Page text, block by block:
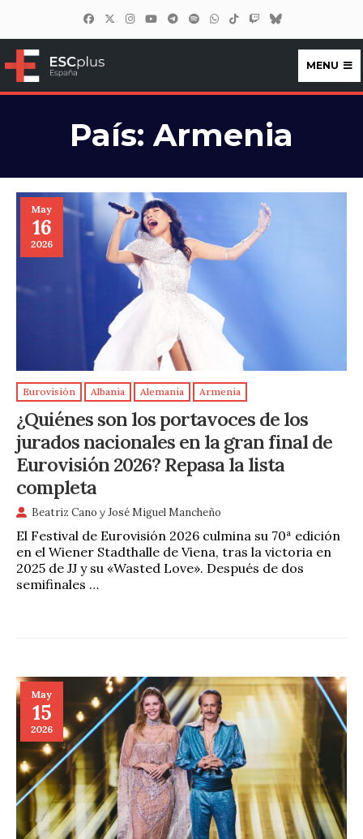
ESCplus España
MENU
País:Armenia
May
16
2026
Eurovisión Albania Alemania Armenia
¿Quiénes son los portavoces de los
jurados nacionales en la gran final de
Eurovisión 2026? Repasa la lista
completa
Beatriz Cano yJosé Miguel Mancheño
El Festival de Eurovisión 2026 culmina su 70ª edición
en el Wiener Stadthalle de Viena, tras la victoria en
2025 de JJ y su «Wasted Love». Después de dos
semifinales …
May
15
2026